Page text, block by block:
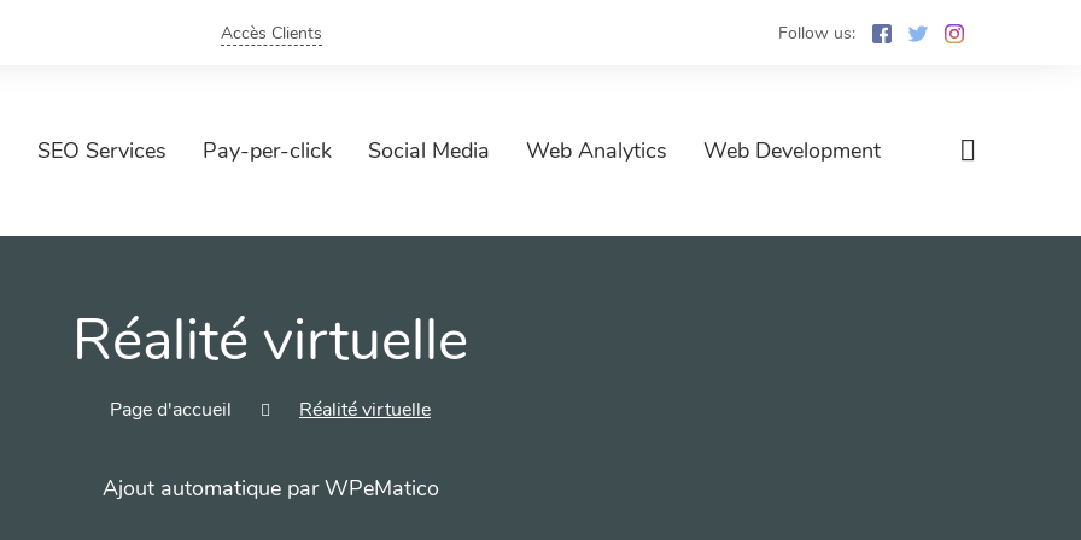
Accès Clients Follow us:
SEO Services Pay-per-click Social Media Web Analytics Web Development
Réalité virtuelle
Page d'accueil Réalité virtuelle
Ajout automatique par WPeMatico